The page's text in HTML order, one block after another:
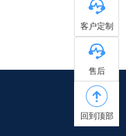
客户定制
售后
回到顶部